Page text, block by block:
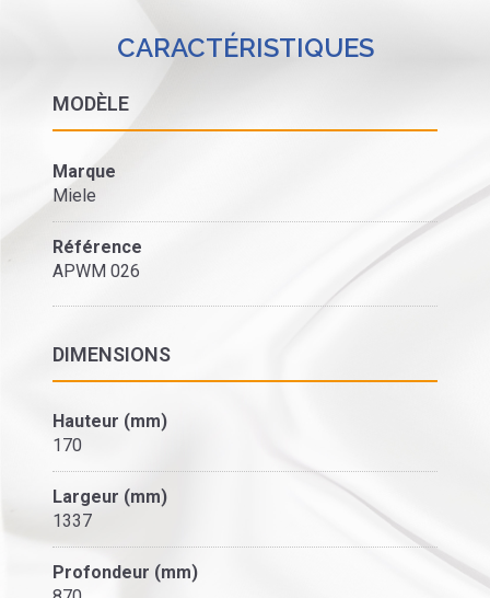
CARACTÉRISTIQUES
MODÈLE
Marque
Miele
Référence
APWM 026
DIMENSIONS
Hauteur (mm)
170
Largeur (mm)
1337
Profondeur (mm)